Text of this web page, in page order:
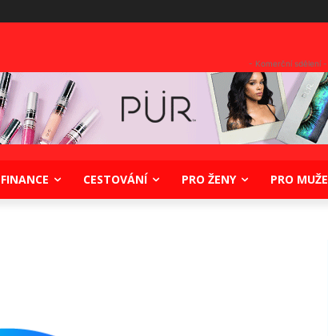
- Komerční sdělení -
FINANCE CESTOVÁNÍ PRO ŽENY PRO MUŽE